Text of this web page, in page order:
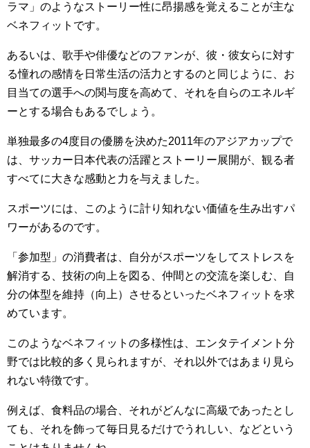
ラマ」のようなストーリー性に昂揚感を覚えることが主な
ベネフィットです。
あるいは、歌手や俳優などのファンが、彼・彼女らに対す
る憧れの感情を日常生活の活力とするのと同じように、お
目当ての選手への関与度を高めて、それを自らのエネルギ
ーとする場合もあるでしょう。
単独最多の4度目の優勝を決めた2011年のアジアカップで
は、サッカー日本代表の活躍とストーリー展開が、観る者
すべてに大きな感動と力を与えました。
スポーツには、このように計り知れない価値を生み出すパ
ワーがあるのです。
「参加型」の消費者は、自分がスポーツをしてストレスを
解消する、技術の向上を図る、仲間との交流を楽しむ、自
分の体型を維持（向上）させるといったベネフィットを求
めています。
このようなベネフィットの多様性は、エンタテイメント分
野では比較的多く見られますが、それ以外ではあまり見ら
れない特徴です。
例えば、食料品の場合、それがどんなに高級であったとし
ても、それを飾って毎日見るだけでうれしい、などという